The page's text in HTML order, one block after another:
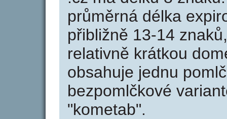
průměrná délka
přibližně 13-14
relativně krátkou
obsahuje jednu
bezpomlčkové
"kometab".